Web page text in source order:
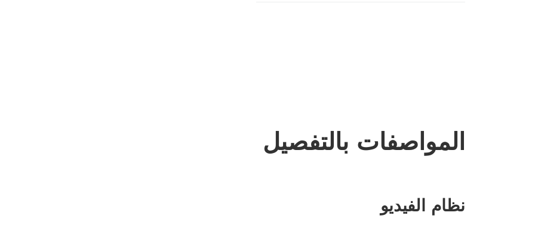
المواصفات بالتفصيل
نظام الفيديو